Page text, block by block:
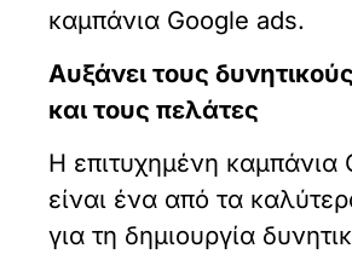
καμπάνια Google ads.
Αυξάνει τους
και τους πελάτες
Η επιτυχημένη καμπάνια
είναι ένα από τα
για τη δημιουργία